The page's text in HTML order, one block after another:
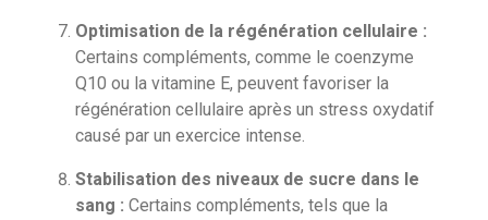
Optimisation de la régénération cellulaire :
Certains compléments, comme le coenzyme
Q10 ou la vitamine E, peuvent favoriser la
régénération cellulaire après un stress oxydatif
causé par un exercice intense.
Stabilisation des niveaux de sucre dans le
sang : Certains compléments, tels que la